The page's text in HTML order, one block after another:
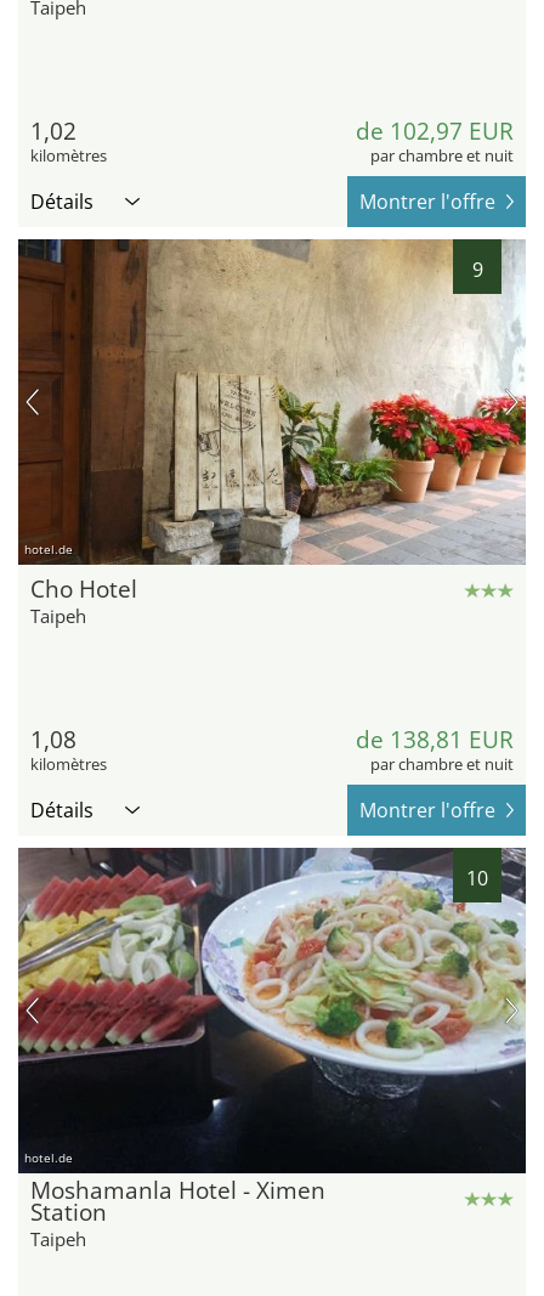
Taipeh
1,02
kilomètres
de 102,97 EUR
par chambre et nuit
Détails Montrer l'offre
9
hotel.de
Cho Hotel
Taipeh
1,08
kilomètres
de 138,81 EUR
par chambre et nuit
Détails Montrer l'offre
10
hotel.de
Moshamanla Hotel - Ximen
Station
Taipeh